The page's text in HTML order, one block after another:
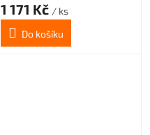
1 171 Kč / ks
Do košíku